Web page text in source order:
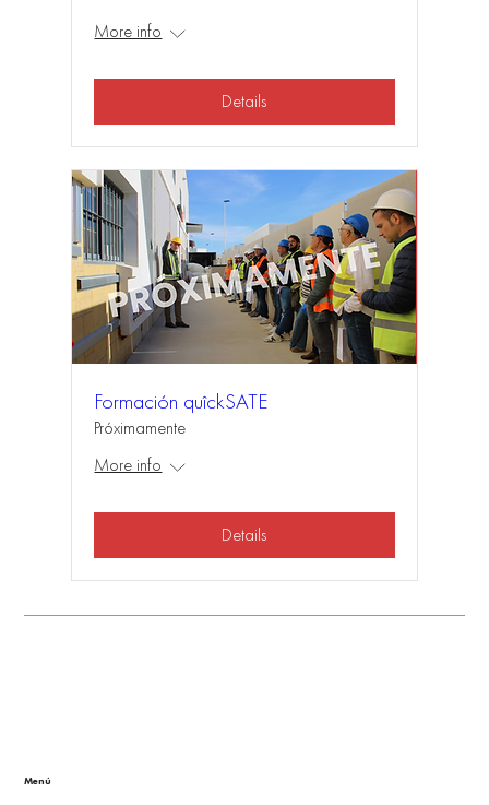
More info
Details
Formación quîckSATE
Próximamente
More info
Details
Menú